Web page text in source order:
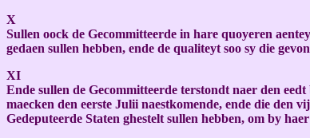
X
Sullen oock de Gecommitteerde in hare quoyeren
gedaen sullen hebben, ende de qualiteyt soo sy die
XI
Ende sullen de Gecommitteerde terstondt naer den
maecken den eerste Julii naestkomende, ende die den
Gedeputeerde Staten ghestelt sullen hebben, om by